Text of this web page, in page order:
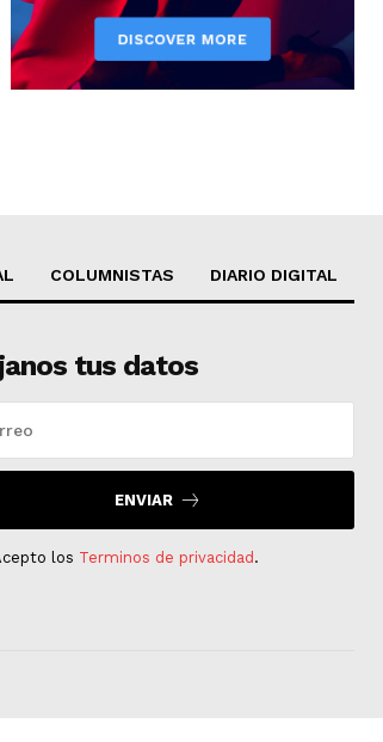
COLUMNISTAS DIARIO DIGITAL
tus datos
ENVIAR
los Terminos de privacidad .